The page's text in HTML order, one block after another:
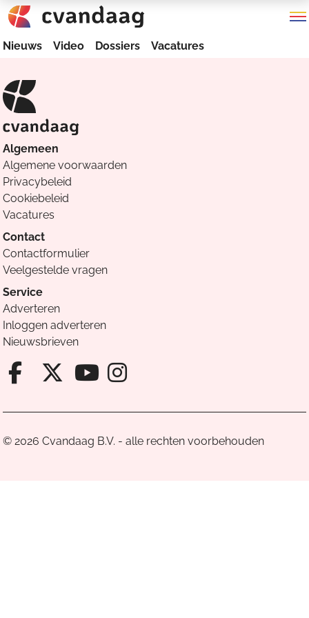
Nieuws Video Dossiers Vacatures
Algemeen
Algemene voorwaarden
Privacybeleid
Cookiebeleid
Vacatures
Contact
Contactformulier
Veelgestelde vragen
Service
Adverteren
Inloggen adverteren
Nieuwsbrieven
Facebook van Cvandaag
X van Cvandaag
Instagram van
© 2026 Cvandaag B.V. - alle rechten voorbehouden